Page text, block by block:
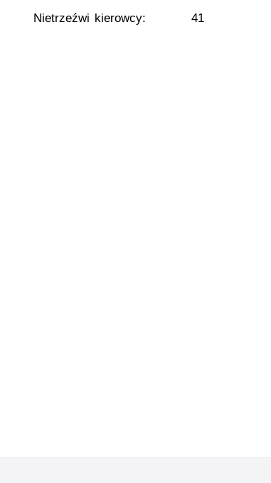
Nietrzeźwi kierowcy: 41